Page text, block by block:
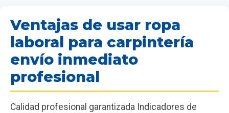
Ventajas de usar ropa
laboral para carpintería
envío inmediato
profesional
Calidad profesional garantizada Indicadores de